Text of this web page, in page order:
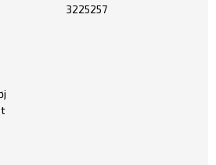
3225257